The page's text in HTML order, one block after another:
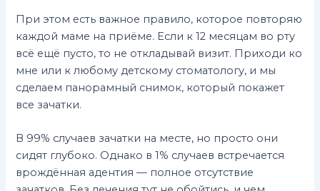
При этом есть важное правило, которое повторяю
каждой маме на приёме. Если к 12 месяцам во рту
всё ещё пусто, то не откладывай визит. Приходи ко
мне или к любому детскому стоматологу, и мы
сделаем панорамный снимок, который покажет
все зачатки.
В 99% случаев зачатки на месте, но просто они
сидят глубоко. Однако в 1% случаев встречается
врождённая адентия — полное отсутствие